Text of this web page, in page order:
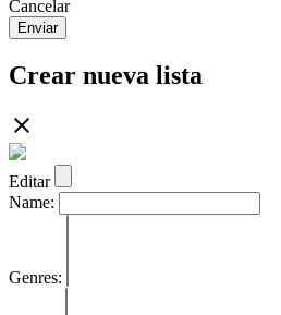
Cancelar
Enviar
Crear nueva lista
Editar
Name:
Genres: